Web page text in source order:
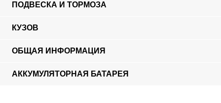
ПОДВЕСКА И ТОРМОЗА
КУЗОВ
ОБЩАЯ ИНФОРМАЦИЯ
АККУМУЛЯТОРНАЯ БАТАРЕЯ